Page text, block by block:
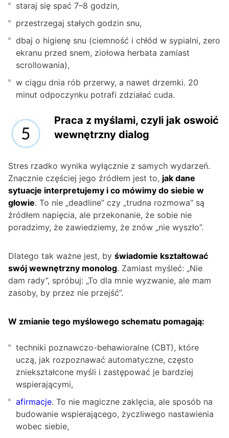
staraj się spać 7–8 godzin,
przestrzegaj stałych godzin snu,
dbaj o higienę snu (ciemność i chłód w sypialni, zero
ekranu przed snem, ziołowa herbata zamiast
scrollowania),
w ciągu dnia rób przerwy, a nawet drzemki. 20
minut odpoczynku potrafi zdziałać cuda.
Praca z myślami, czyli jak oswoić
wewnętrzny dialog
Stres rzadko wynika wyłącznie z samych wydarzeń.
Znacznie częściej jego źródłem jest to, jak dane
sytuacje interpretujemy i co mówimy do siebie w
głowie. To nie „deadline” czy „trudna rozmowa” są
źródłem napięcia, ale przekonanie, że sobie nie
poradzimy, że zawiedziemy, że znów „nie wyszło”.
Dlatego tak ważne jest, by świadomie kształtować
swój wewnętrzny monolog. Zamiast myśleć: „Nie
dam rady”, spróbuj: „To dla mnie wyzwanie, ale mam
zasoby, by przez nie przejść”.
W zmianie tego myślowego schematu pomagają:
techniki poznawczo-behawioralne (CBT), które
uczą, jak rozpoznawać automatyczne, często
zniekształcone myśli i zastępować je bardziej
wspierającymi,
afirmacje. To nie magiczne zaklęcia, ale sposób na
budowanie wspierającego, życzliwego nastawienia
wobec siebie,